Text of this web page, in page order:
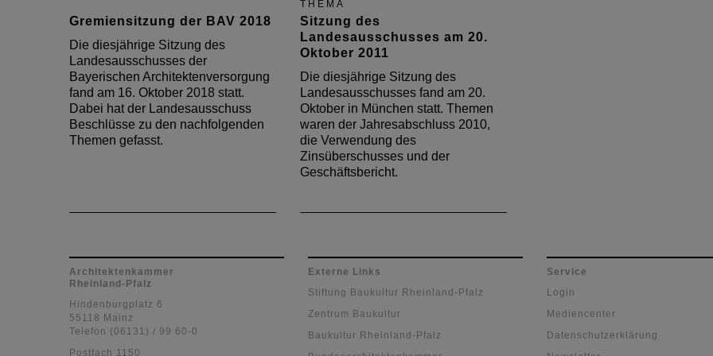
Gremiensitzung der BAV 2018
Die diesjährige Sitzung des
Landesausschusses der
Bayerischen Architektenversorgung
fand am 16. Oktober 2018 statt.
Dabei hat der Landesausschuss
Beschlüsse zu den nachfolgenden
Themen gefasst.
THEMA
Sitzung des
Landesausschusses am 20.
Oktober 2011
Die diesjährige Sitzung des
Landesausschusses fand am 20.
Oktober in München statt. Themen
waren der Jahresabschluss 2010,
die Verwendung des
Zinsüberschusses und der
Geschäftsbericht.
Architektenkammer
Rheinland-Pfalz
Hindenburgplatz 6
55118 Mainz
Telefon (06131) / 99 60-0
Postfach 1150
Externe Links
Stiftung Baukultur Rheinland-Pfalz
Zentrum Baukultur
Baukultur Rheinland-Pfalz
Service
Login
Mediencenter
Datenschutzerklärung